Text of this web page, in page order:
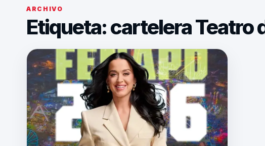
ARCHIVO
Etiqueta:cartelera Teatro